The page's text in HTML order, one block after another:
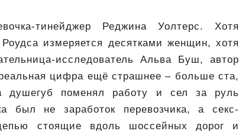
тинейджер Реджина Уолтерс. Хотя
измеряется десятками женщин, хотя
исследователь Альва Буш, автор
цифра ещё страшнее – больше ста,
душегуб поменял работу и сел за руль
был не заработок перевозчика, а секс-
стоящие вдоль шоссейных дорог и